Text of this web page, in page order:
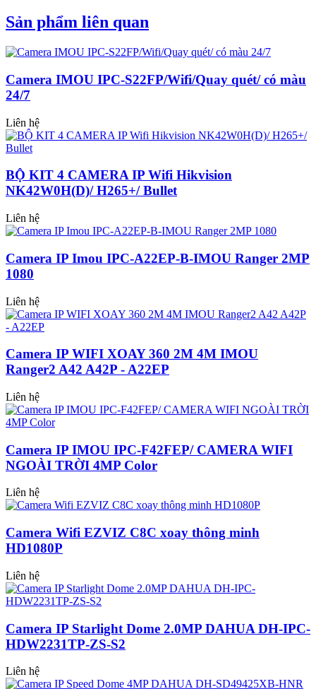
Sản phẩm liên quan
Camera IMOU IPC-S22FP/Wifi/Quay quét/ có màu
24/7
Liên hệ
BỘ KIT 4 CAMERA IP Wifi Hikvision
NK42W0H(D)/ H265+/ Bullet
Liên hệ
Camera IP Imou IPC-A22EP-B-IMOU Ranger 2MP
1080
Liên hệ
Camera IP WIFI XOAY 360 2M 4M IMOU
Ranger2 A42 A42P - A22EP
Liên hệ
Camera IP IMOU IPC-F42FEP/ CAMERA WIFI
NGOÀI TRỜI 4MP Color
Liên hệ
Camera Wifi EZVIZ C8C xoay thông minh
HD1080P
Liên hệ
Camera IP Starlight Dome 2.0MP DAHUA DH-IPC-
HDW2231TP-ZS-S2
Liên hệ